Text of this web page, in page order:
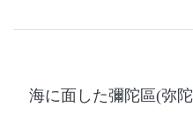
海に面した彌陀區(弥